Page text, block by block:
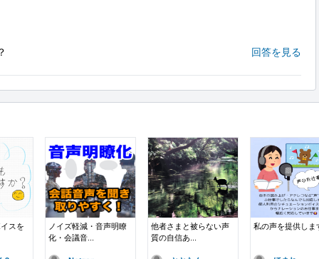
回答を見る
スを
ノイズ軽減・音声明瞭
化・会議音...
他者さまと被らない声
質の自信あ...
私の声を提供しま